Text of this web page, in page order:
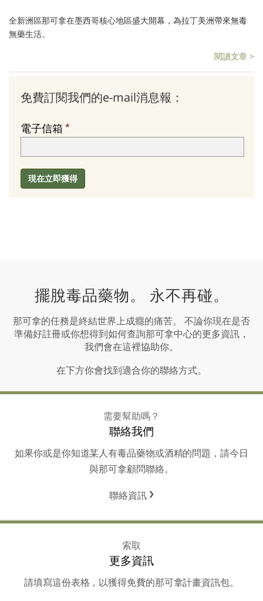
全新洲區那可拿在墨西哥核心地區盛大開幕，為拉丁美洲帶來無毒
無藥生活。
閱讀文章 >
免費訂閱我們的e-mail消息報：
電子信箱
現在立即獲得
擺脫毒品藥物。 永不再碰。
那可拿的任務是終結世界上成癮的痛苦。 不論你現在是否
準備好註冊或你想得到如何查詢那可拿中心的更多資訊，
我們會在這裡協助你。
在下方你會找到適合你的聯絡方式。
需要幫助嗎？
聯絡我們
如果你或是你知道某人有毒品藥物或酒精的問題，請今日
與那可拿顧問聯絡。
聯絡資訊
索取
更多資訊
請填寫這份表格，以獲得免費的那可拿計畫資訊包。